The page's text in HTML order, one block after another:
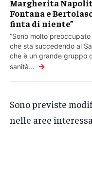
Margherita
Fontana e
finta di niente”
“Sono molto
che sta succedendo al
che è un grande gruppo
sanità... →
Sono previste
nelle aree